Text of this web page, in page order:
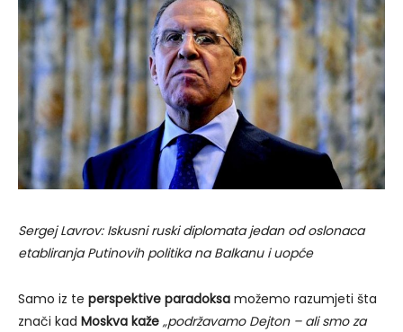
Sergej Lavrov: Iskusni ruski diplomata jedan od oslonaca
etabliranja Putinovih politika na Balkanu i uopće
Samo iz te perspektive paradoksa možemo razumjeti šta
znači kad Moskva kaže „podržavamo Dejton – ali smo za